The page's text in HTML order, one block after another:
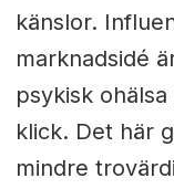
känslor.
marknadsidé
psykisk
klick. Det här
mindre